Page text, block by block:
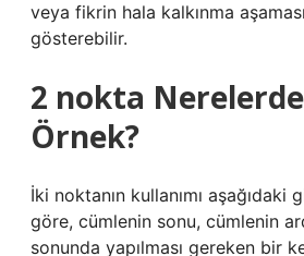
veya fikrin hala kalkınma
gösterebilir.
2 nokta Nerelerde
Örnek?
İki noktanın kullanımı aşağıdaki
göre, cümlenin sonu, cümlenin
sonunda yapılması gereken bir